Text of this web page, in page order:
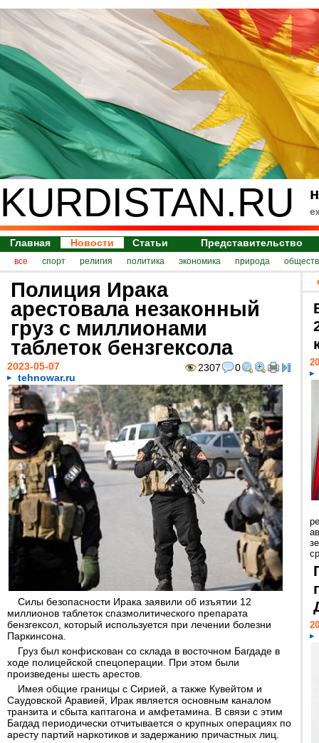
KURDISTAN.RU
Главная Новости Статьи Представительство
все спорт религия политика экономика природа
Полиция Ирака
арестовала незаконный
груз с миллионами
таблеток бензгексола
2307 0
2023-05-07
tehnowar.ru
Силы безопасности Ирака заявили об изъятии 12
миллионов таблеток спазмолитического препарата
бензгексол, который используется при лечении болезни
Паркинсона.
Груз был конфискован со склада в восточном Багдаде в
ходе полицейской спецоперации. При этом были
произведены шесть арестов.
Имея общие границы с Сирией, а также Кувейтом и
Саудовской Аравией, Ирак является основным каналом
транзита и сбыта каптагона и амфетамина. В связи с этим
Багдад периодически отчитывается о крупных операциях по
аресту партий наркотиков и задержанию причастных лиц.